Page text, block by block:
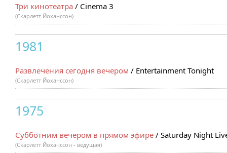
Три кинотеатра / Cinema 3
(Скарлетт Йоханссон)
1981
Развлечения сегодня вечером / Entertainment Tonight
(Скарлетт Йоханссон)
1975
Субботним вечером в прямом эфире / Saturday Night
(Скарлетт Йоханссон - ведущая)